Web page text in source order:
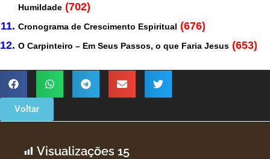
Humildade (702)
Cronograma de Crescimento Espiritual (676)
O Carpinteiro – Em Seus Passos, o que Faria Jesus (653)
Voltar
Visualizações 15